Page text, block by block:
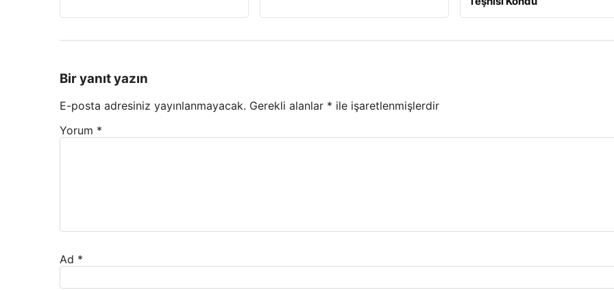
Bir yanıt yazın
E-posta adresiniz yayınlanmayacak. Gerekli alanlar * ile işaretlenmişlerdir
Yorum *
Ad *